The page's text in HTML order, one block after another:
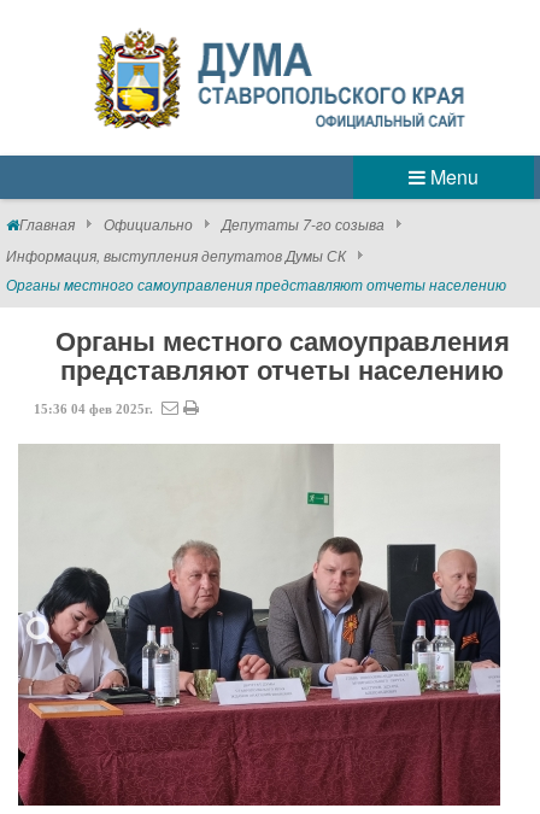
Menu
Главная Официально
Депутаты 7-го созыва
Информация, выступления депутатов Думы СК
Органы местного самоуправления представляют отчеты населению
Органы местного самоуправления
представляют отчеты населению
15:36 04 фев 2025г.